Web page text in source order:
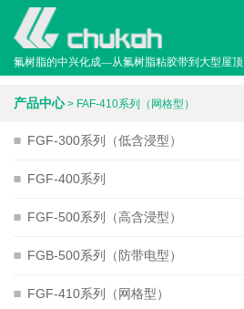
氟树脂的中兴化成—从氟树脂粘胶带到大型屋顶
产品中心> FAF-410系列（网格型）
FGF-300系列（低含浸型）
FGF-400系列
FGF-500系列（高含浸型）
FGB-500系列（防带电型）
FGF-410系列（网格型）